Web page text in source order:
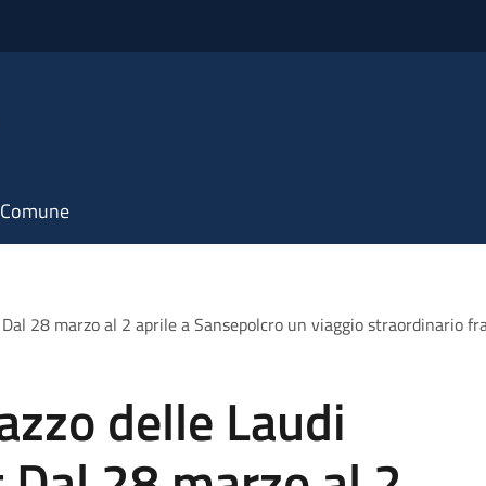
28 marzo al 2 aprile a Sansepolcro un viaggio straordinario
delle Laudi